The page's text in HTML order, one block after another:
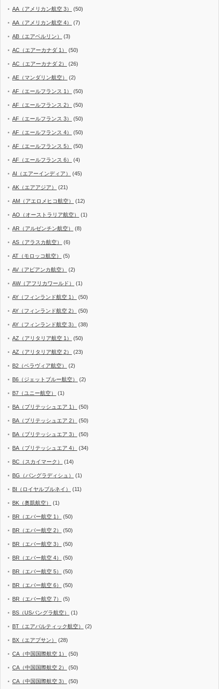
AA（アメリカン航空 3） (50)
AA（アメリカン航空 4） (7)
AB（エアベルリン） (3)
AC（エアーカナダ 1） (50)
AC（エアーカナダ 2） (26)
AE（マンダリン航空） (2)
AF（エールフランス 1） (50)
AF（エールフランス 2） (50)
AF（エールフランス 3） (50)
AF（エールフランス 4） (50)
AF（エールフランス 5） (50)
AF（エールフランス 6） (4)
AI（エアーインディア） (45)
AK（エアアジア） (21)
AM（アエロメヒコ航空） (12)
AO（オーストラリア航空） (1)
AR（アルゼンチン航空） (8)
AS（アラスカ航空） (6)
AT（モロッコ航空） (5)
AV（アビアンカ航空） (2)
AW（アフリカワールド） (1)
AY（フィンランド航空 1） (50)
AY（フィンランド航空 2） (50)
AY（フィンランド航空 3） (38)
AZ（アリタリア航空 1） (50)
AZ（アリタリア航空 2） (23)
B2（ベラヴィア航空） (2)
B6（ジェットブルー航空） (2)
B7（ユニー航空） (1)
BA（ブリテッシュエア 1） (50)
BA（ブリテッシュエア 2） (50)
BA（ブリテッシュエア 3） (50)
BA（ブリテッシュエア 4） (34)
BC（スカイマーク） (14)
BG（バングラディシュ） (1)
BI（ロイヤルブルネイ） (11)
BK（奥凱航空） (1)
BR（エバー航空 1） (50)
BR（エバー航空 2） (50)
BR（エバー航空 3） (50)
BR（エバー航空 4） (50)
BR（エバー航空 5） (50)
BR（エバー航空 6） (50)
BR（エバー航空 7） (5)
BS（USバングラ航空） (1)
BT（エアバルティック航空） (2)
BX（エアプサン） (28)
CA（中国国際航空 1） (50)
CA（中国国際航空 2） (50)
CA（中国国際航空 3） (50)